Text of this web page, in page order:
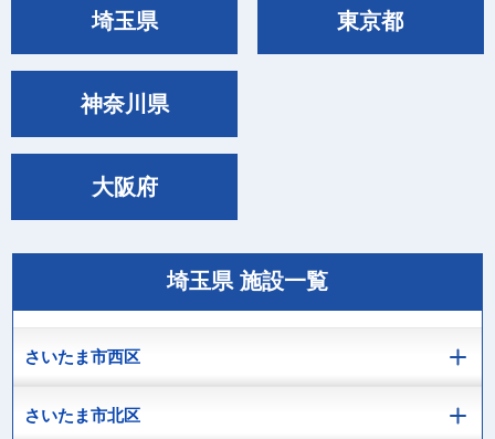
埼玉県 東京都
神奈川県
大阪府
埼玉県 施設一覧
さいたま市西区
さいたま市北区